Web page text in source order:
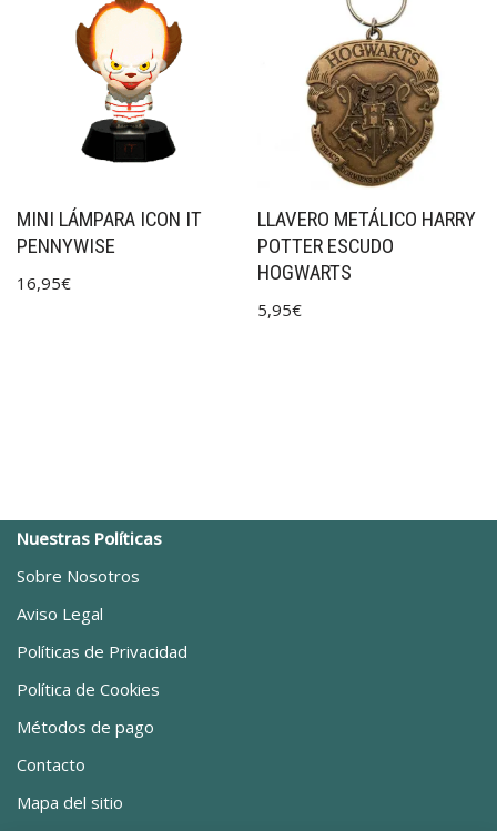
MINI LÁMPARA ICON IT
PENNYWISE
16,95€
LLAVERO METÁLICO HARRY
POTTER ESCUDO
HOGWARTS
5,95€
Nuestras Políticas
Sobre Nosotros
Aviso Legal
Políticas de Privacidad
Política de Cookies
Métodos de pago
Contacto
Mapa del sitio